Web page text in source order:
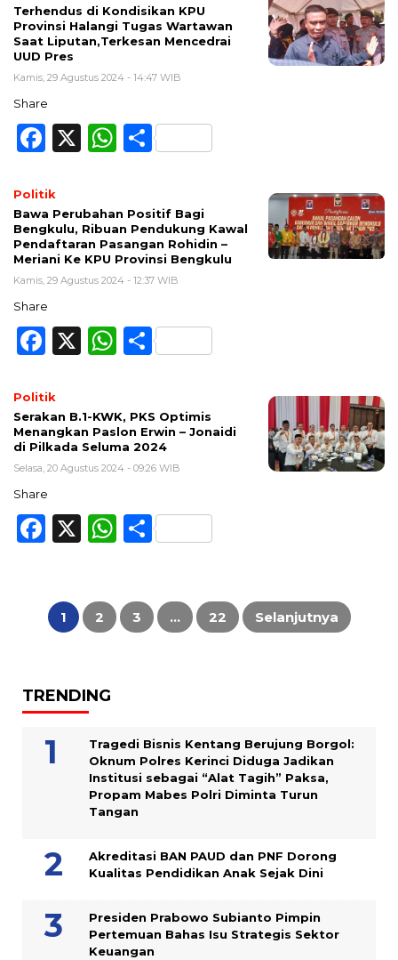
Terhendus di Kondisikan KPU
Provinsi Halangi Tugas Wartawan
Saat Liputan,Terkesan Mencedrai
UUD Pres
Kamis, 29 Agustus 2024 - 14:47 WIB
Share
Facebook
X WhatsApp
Share
Politik
Bawa Perubahan Positif Bagi
Bengkulu, Ribuan Pendukung Kawal
Pendaftaran Pasangan Rohidin –
Meriani Ke KPU Provinsi Bengkulu
Kamis, 29 Agustus 2024 - 12:37 WIB
Share
Facebook
X WhatsApp
Share
Politik
Serakan B.1-KWK, PKS Optimis
Menangkan Paslon Erwin – Jonaidi
di Pilkada Seluma 2024
Selasa, 20 Agustus 2024 - 09:26 WIB
Share
Facebook
X WhatsApp
Share
Paginasi
pos
1 2 3 … 22 Selanjutnya
TRENDING
Tragedi Bisnis Kentang Berujung Borgol:
Oknum Polres Kerinci Diduga Jadikan
Institusi sebagai “Alat Tagih” Paksa,
Propam Mabes Polri Diminta Turun
Tangan
Akreditasi BAN PAUD dan PNF Dorong
Kualitas Pendidikan Anak Sejak Dini
Presiden Prabowo Subianto Pimpin
Pertemuan Bahas Isu Strategis Sektor
Keuangan